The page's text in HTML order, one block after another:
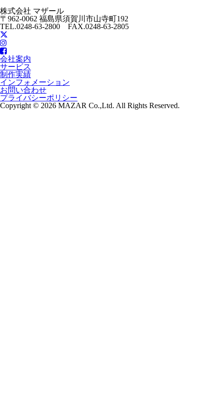
株式会社 マザール
〒962-0062 福島県須賀川市山寺町192
TEL.0248-63-2800 FAX.0248-63-2805
会社案内
サービス
制作実績
インフォメーション
お問い合わせ
プライバシーポリシー
Copyright © 2026 MAZAR Co.,Ltd. All Rights Reserved.